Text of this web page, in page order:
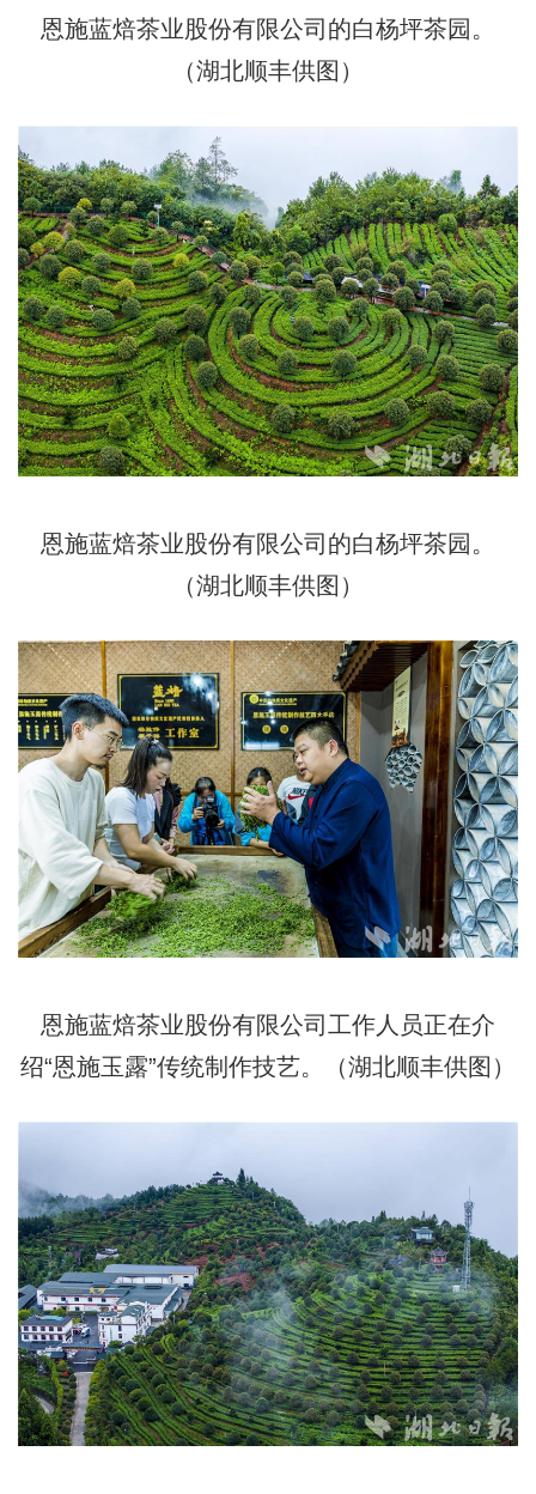
恩施蓝焙茶业股份有限公司的白杨坪茶园。
（湖北顺丰供图）
恩施蓝焙茶业股份有限公司的白杨坪茶园。
（湖北顺丰供图）
恩施蓝焙茶业股份有限公司工作人员正在介
绍“恩施玉露”传统制作技艺。（湖北顺丰供图）